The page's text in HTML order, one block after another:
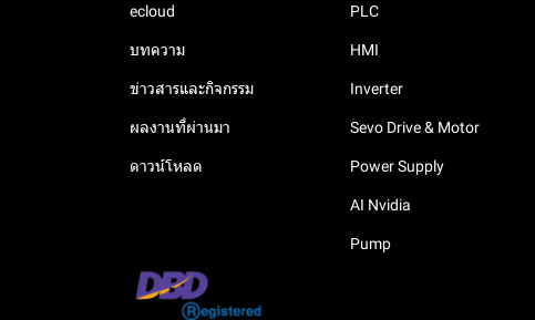
ecloud
บทความ
ข่าวสารและกิจกรรม
ผลงานที่ผ่านมา
ดาวน์โหลด
PLC
HMI
Inverter
Sevo Drive & Motor
Power Supply
AI Nvidia
Pump